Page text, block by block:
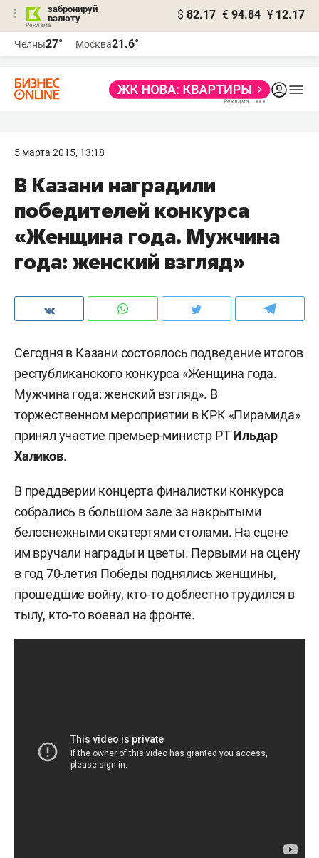
забронируй
валюту
$ 82.17 € 94.84 ¥ 12.17
Челны27° Москва21.6°
5 марта 2015, 13:18
В Казани наградили
победителей конкурса
«Женщина года. Мужчина
года: женский взгляд»
Сегодня в Казани состоялось подведение итогов
республиканского конкурса «Женщина года.
Мужчина года: женский взгляд». В
торжественном мероприятии в КРК «Пирамида»
принял участие премьер-министр РТИльдар
Халиков.
В преддверии концерта финалистки конкурса
собрались в большом зале за накрытыми
белоснежными скатертями столами. На сцене
им вручали награды и цветы. Первыми на сцену
в год 70-летия Победы поднялись женщины,
прошедшие войну, кто-то доблестно трудился в
тылу, кто-то воевал на фронте.